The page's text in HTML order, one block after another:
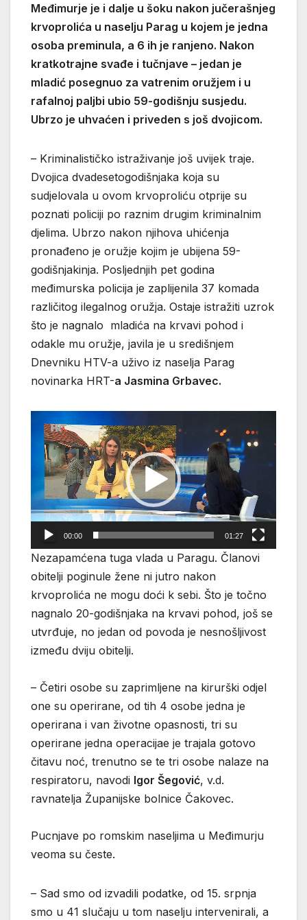
Međimurje je i dalje u šoku nakon jučerašnjeg
krvoprolića u naselju Parag u kojem je jedna
osoba preminula, a 6 ih je ranjeno. Nakon
kratkotrajne svađe i tučnjave – jedan je
mladić posegnuo za vatrenim oružjem i u
rafalnoj paljbi ubio 59-godišnju susjedu.
Ubrzo je uhvaćen i priveden s još dvojicom.
– Kriminalističko istraživanje još uvijek traje.
Dvojica dvadesetogodišnjaka koja su
sudjelovala u ovom krvoproliću otprije su
poznati policiji po raznim drugim kriminalnim
djelima. Ubrzo nakon njihova uhićenja
pronađeno je oružje kojim je ubijena 59-
godišnjakinja. Posljednjih pet godina
međimurska policija je zaplijenila 37 komada
različitog ilegalnog oružja. Ostaje istražiti uzrok
što je nagnalo mladića na krvavi pohod i
odakle mu oružje, javila je u središnjem
Dnevniku HTV-a uživo iz naselja Parag
novinarka HRT-a Jasmina Grbavec.
Reproduktor
videozapisa
00:00 01:27
Nezapamćena tuga vlada u Paragu. Članovi
obitelji poginule žene ni jutro nakon
krvoprolića ne mogu doći k sebi. Što je točno
nagnalo 20-godišnjaka na krvavi pohod, još se
utvrđuje, no jedan od povoda je nesnošljivost
između dviju obitelji.
– Četiri osobe su zaprimljene na kirurški odjel
one su operirane, od tih 4 osobe jedna je
operirana i van životne opasnosti, tri su
operirane jedna operacijae je trajala gotovo
čitavu noć, trenutno se te tri osobe nalaze na
respiratoru, navodi Igor Šegović, v.d.
ravnatelja Županijske bolnice Čakovec.
Pucnjave po romskim naseljima u Međimurju
veoma su česte.
– Sad smo od izvadili podatke, od 15. srpnja
smo u 41 slučaju u tom naselju intervenirali, a